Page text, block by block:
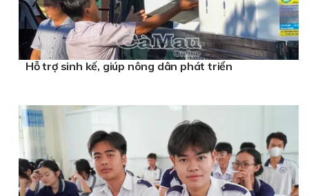
Hỗ trợ sinh kế, giúp nông dân phát triển